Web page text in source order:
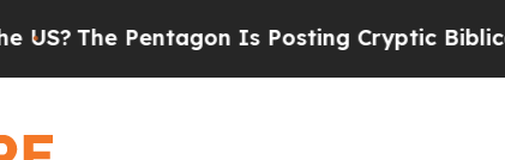
The Pentagon Is Posting Cryptic Biblical